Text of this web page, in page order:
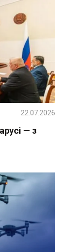
— з
22.07.2026